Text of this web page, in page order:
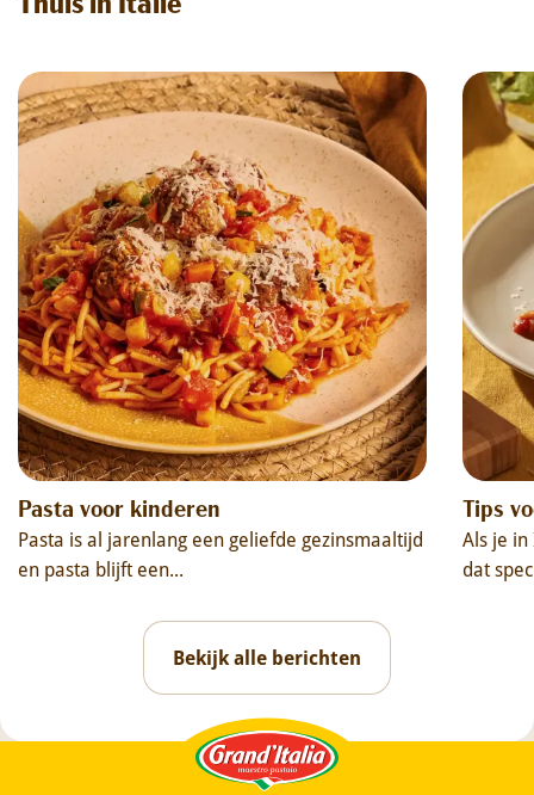
Pasta voor kinderen
Pasta is al jarenlang een geliefde gezinsmaaltijd
en pasta blijft een...
Tips
Als je
dat
Bekijk alle berichten
Grand'Italia